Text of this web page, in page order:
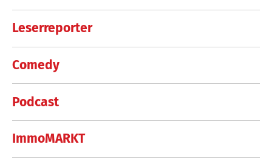
Leserreporter
Comedy
Podcast
ImmoMARKT